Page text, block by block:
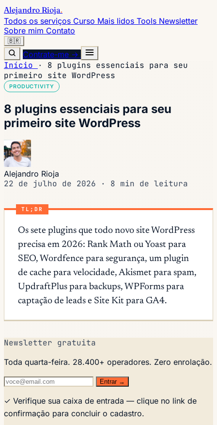
Alejandro Rioja.
Todos os serviços Curso Mais lidos Tools Newsletter
Sobre mim Contato
🇧🇷
Contrate-me →
Início ·
8 plugins essenciais para seu
primeiro site WordPress
PRODUCTIVITY
8 plugins essenciais para seu
primeiro site WordPress
Alejandro Rioja
22 de julho de 2026 · 8 min de leitura
TL;DR
Os sete plugins que todo novo site WordPress
precisa em 2026: Rank Math ou Yoast para
SEO, Wordfence para segurança, um plugin
de cache para velocidade, Akismet para spam,
UpdraftPlus para backups, WPForms para
captação de leads e Site Kit para GA4.
Newsletter gratuita
Toda quarta-feira. 28.400+ operadores. Zero enrolação.
Entrar →
✓ Verifique sua caixa de entrada — clique no link de
confirmação para concluir o cadastro.